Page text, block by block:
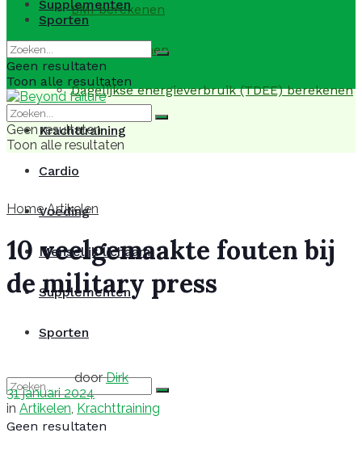
BMI berekenen
BMR berekenen
Dagelijkse energieverbruik (TDEE) berekenen
Krachttraining
Cardio
Voeding
Menselijk lichaam
Supplementen
Sporten
Geen resultaten
Supplementen
Sporten
Geen resultaten
Toon alle resultaten
Geen resultaten
Toon alle resultaten
Home Artikelen
10 veelgemaakte fouten bij
de military press
door Dirk
31 januari 2024
in Artikelen, Krachttraining